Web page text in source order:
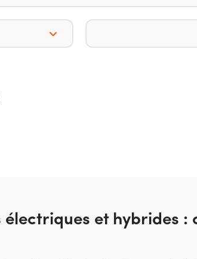
électriques et hybrides